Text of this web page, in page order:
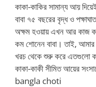
কাকা-কাকির সামান্য আয়
বাবা ৭৫ বছরের বৃদ্ধ ও
অক্ষম হওয়ায় এখন আর কাজ
কম শোনেন বাবা। তাই, আমার
খরচ থেকে শুরু করে এতগুলো
কাকা-কাকী সীমিত আয়ের
bangla choti